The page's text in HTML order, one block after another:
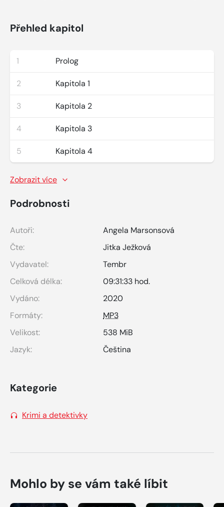
Přehled kapitol
1 Prolog
2 Kapitola 1
3 Kapitola 2
4 Kapitola 3
5 Kapitola 4
Zobrazit více
Podrobnosti
Autoři:
Angela Marsonsová
Čte:
Jitka Ježková
Vydavatel:
Tembr
Celková délka:
09:31:33 hod.
Vydáno:
2020
Formáty:
MP3
Velikost:
538 MiB
Jazyk:
Čeština
Kategorie
Krimi a detektivky
Mohlo by se vám také líbit